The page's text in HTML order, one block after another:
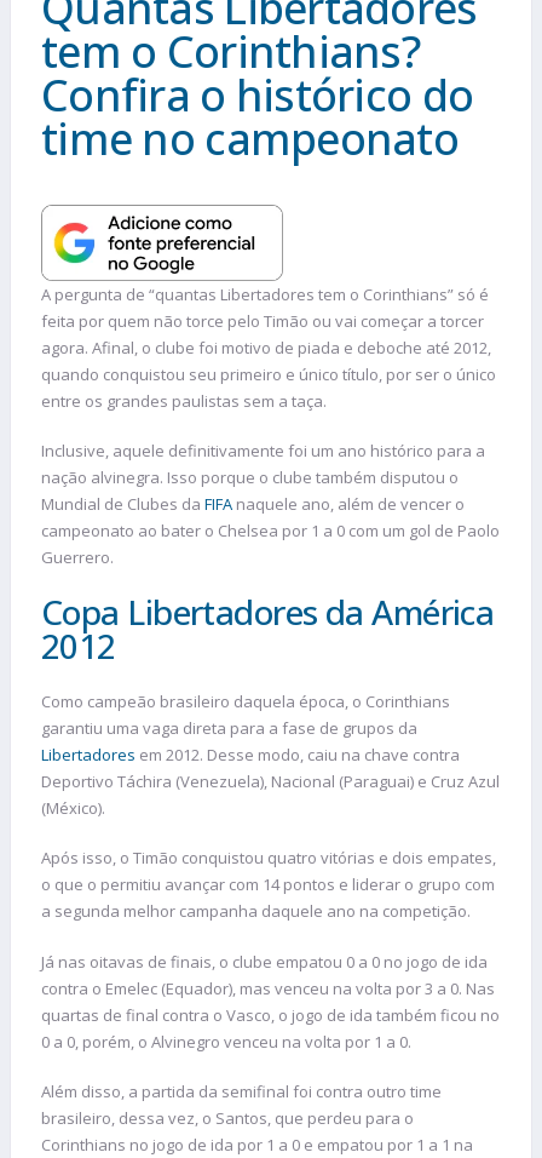
tem o Corinthians?
Confira o histórico do
time no campeonato
A pergunta de “quantas Libertadores tem o Corinthians” só é
feita por quem não torce pelo Timão ou vai começar a torcer
agora. Afinal, o clube foi motivo de piada e deboche até 2012,
quando conquistou seu primeiro e único título, por ser o único
entre os grandes paulistas sem a taça.
Inclusive, aquele definitivamente foi um ano histórico para a
nação alvinegra. Isso porque o clube também disputou o
Mundial de Clubes da FIFA naquele ano, além de vencer o
campeonato ao bater o Chelsea por 1 a 0 com um gol de Paolo
Guerrero.
Copa Libertadores da América
2012
Como campeão brasileiro daquela época, o Corinthians
garantiu uma vaga direta para a fase de grupos da
Libertadores em 2012. Desse modo, caiu na chave contra
Deportivo Táchira (Venezuela), Nacional (Paraguai) e Cruz Azul
(México).
Após isso, o Timão conquistou quatro vitórias e dois empates,
o que o permitiu avançar com 14 pontos e liderar o grupo com
a segunda melhor campanha daquele ano na competição.
Já nas oitavas de finais, o clube empatou 0 a 0 no jogo de ida
contra o Emelec (Equador), mas venceu na volta por 3 a 0. Nas
quartas de final contra o Vasco, o jogo de ida também ficou no
0 a 0, porém, o Alvinegro venceu na volta por 1 a 0.
Além disso, a partida da semifinal foi contra outro time
brasileiro, dessa vez, o Santos, que perdeu para o
Corinthians no jogo de ida por 1 a 0 e empatou por 1 a 1 na